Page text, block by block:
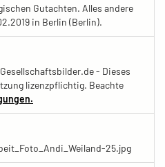
Gutachten. Alles andere
in Berlin (Berlin).
- Dieses
lizenzpflichtig. Beachte
25.jpg